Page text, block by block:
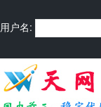
用户名: